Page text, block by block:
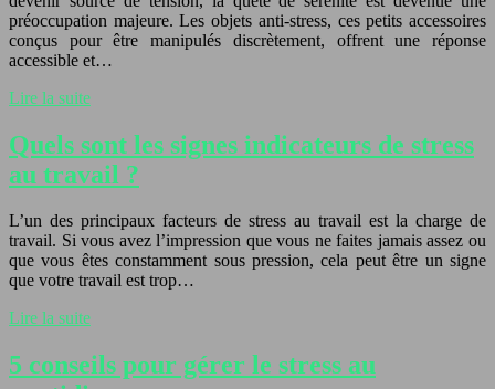
préoccupation majeure. Les objets anti-stress, ces petits accessoires
conçus pour être manipulés discrètement, offrent une réponse
accessible et…
Lire la suite
Quels sont les signes indicateurs de stress
au travail ?
L’un des principaux facteurs de stress au travail est la charge de
travail. Si vous avez l’impression que vous ne faites jamais assez ou
que vous êtes constamment sous pression, cela peut être un signe
que votre travail est trop…
Lire la suite
5 conseils pour gérer le stress au